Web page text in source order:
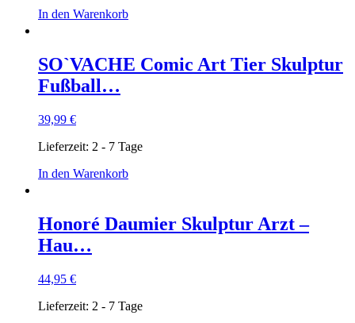
In den Warenkorb
SO`VACHE Comic Art Tier Skulptur
Fußball…
39,99 €
Lieferzeit: 2 - 7 Tage
In den Warenkorb
Honoré Daumier Skulptur Arzt –
Hau…
44,95 €
Lieferzeit: 2 - 7 Tage